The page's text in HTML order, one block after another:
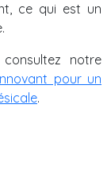
ce qui est un
notre
pour un
.